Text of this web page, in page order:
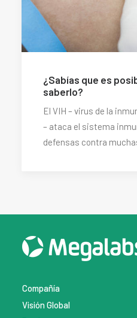
¿Sabías que es
saberlo?
El VIH – virus de la
– ataca el sistema
defensas contra
Compañía
Visión Global